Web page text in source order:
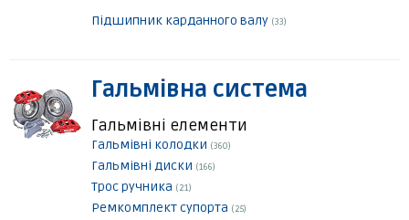
Підшипник карданного валу (33)
Гальмівна система
Гальмівні елементи
Гальмівні колодки (360)
Гальмівні диски (166)
Трос ручника (21)
Ремкомплект супорта (25)